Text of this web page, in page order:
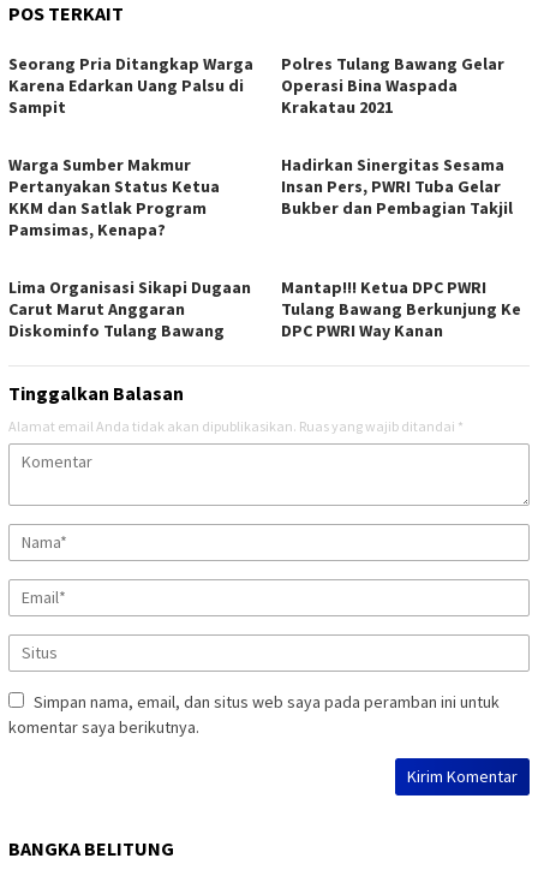
POS TERKAIT
Seorang Pria Ditangkap Warga
Karena Edarkan Uang Palsu di
Sampit
Polres Tulang Bawang Gelar
Operasi Bina Waspada
Krakatau 2021
Warga Sumber Makmur
Pertanyakan Status Ketua
KKM dan Satlak Program
Pamsimas, Kenapa?
Hadirkan Sinergitas Sesama
Insan Pers, PWRI Tuba Gelar
Bukber dan Pembagian Takjil
Lima Organisasi Sikapi Dugaan
Carut Marut Anggaran
Diskominfo Tulang Bawang
Mantap!!! Ketua DPC PWRI
Tulang Bawang Berkunjung Ke
DPC PWRI Way Kanan
Tinggalkan Balasan
Alamat email Anda tidak akan dipublikasikan. Ruas yang wajib ditandai *
Simpan nama, email, dan situs web saya pada peramban ini untuk
komentar saya berikutnya.
BANGKA BELITUNG